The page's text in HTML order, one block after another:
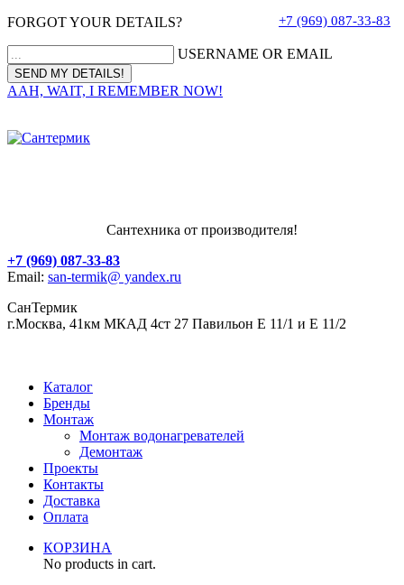
FORGOT YOUR DETAILS?
USERNAME OR EMAIL
AAH, WAIT, I REMEMBER NOW!
+7 (969) 087-33-83
Сантехника от производителя!
+7 (969) 087-33-83
Email: san-termik@ yandex.ru
СанТермик
г.Москва, 41км МКАД 4ст 27 Павильон Е 11/1 и Е 11/2
Каталог
Бренды
Монтаж
Монтаж водонагревателей
Демонтаж
Проекты
Контакты
Доставка
Оплата
КОРЗИНА
No products in cart.